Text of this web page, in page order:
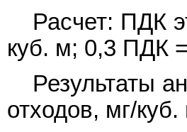
Расчет: ПДК
куб. м; 0,3 ПДК
Результаты
отходов, мг/